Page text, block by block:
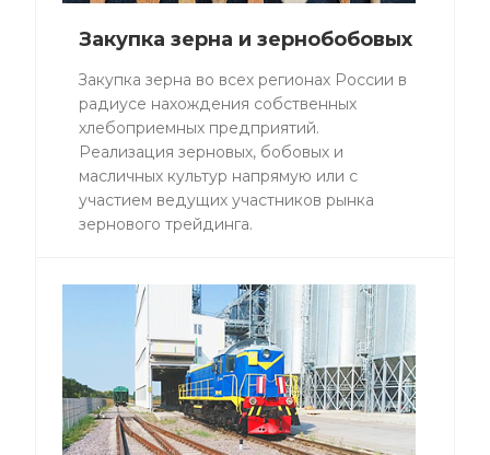
Закупка зерна и зернобобовых
Закупка зерна во всех регионах России в
радиусе нахождения собственных
хлебоприемных предприятий.
Реализация зерновых, бобовых и
масличных культур напрямую или с
участием ведущих участников рынка
зернового трейдинга.